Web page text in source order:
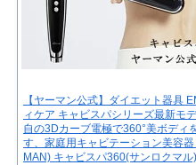
【ヤーマン公式】ダイエット器具
ィケア キャビスパシリーズ最新モ
自の3Dカーブ電極で360°美ボディ
す、家庭用キャビテーション美容器
MAN) キャビスパ360(サンロクマル)